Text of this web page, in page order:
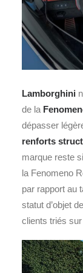
Lamborghini
de la
dépasser
renforts
marque reste
la Fenomeno
par rapport au
statut d’objet de
clients triés